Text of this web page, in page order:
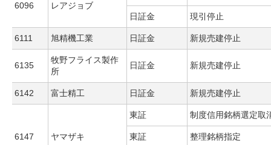
6096 レアジョブ
日証金 現引停止
6111 旭精機工業 日証金 新規売建停止
6135
牧野フライス製作
所
日証金 新規売建停止
6142 富士精工 日証金 新規売建停止
6147 ヤマザキ
東証 制度信用銘柄選定取
東証 整理銘柄指定